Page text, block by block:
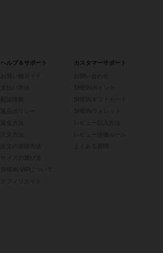
ヘルプ＆サポート
お買い物ガイド
支払い方法
返品ポリシー
サイズの選び方
SHEIN VIPについて
アフィリエイト
カスタマーサポート
お問い合わせ
SHEINポイント
SHEINギフトカード
SHEINウォレット
レビュー記入方法
レビュー評価ルール
よくある質問